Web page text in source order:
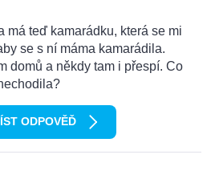
má teď kamarádku, která se mi
se s ní máma kamarádila.
domů a někdy tam i přespí. Co
ODPOVĚĎ